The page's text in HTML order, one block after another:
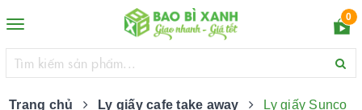
Toggle
navigation
0
Trang chủ Ly giấy cafe take away
Ly giấy Sunco